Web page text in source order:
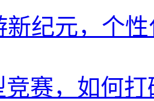
纪元，个
竞赛，如何